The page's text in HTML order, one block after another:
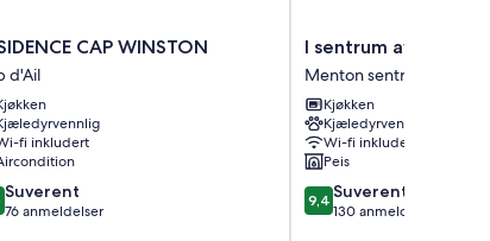
CAP WINSTON
d'Ail
fi inkludert
Suverent
76 anmeldelser
I
sentrum
av
Menton,
nær
sjøen
Menton
sentrum
I sentrum av
Menton sentrum
Kjøkken
Kjæledyrvennlig
Wi-fi inkludert
Peis
9.4
av
9,4 Suverent
130 anmeldelser